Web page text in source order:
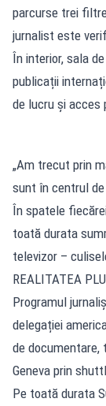
parcurse trei
jurnalist este
În interior, sala
publicații
de lucru și
„Am trecut prin
sunt în centrul
În spatele
toată durata
televizor –
REALITATEA
Programul
delegației
de documentare,
Geneva prin
Pe toată durata